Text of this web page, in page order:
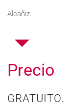
Alcañiz.
Precio
GRATUITO.